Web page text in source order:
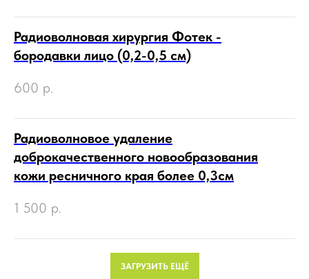
Радиоволновая хирургия Фотек -
бородавки лицо (0,2-0,5 см)
600 р.
Радиоволновое удаление
доброкачественного новообразования
кожи ресничного края более 0,3см
1 500 р.
ЗАГРУЗИТЬ ЕЩЁ